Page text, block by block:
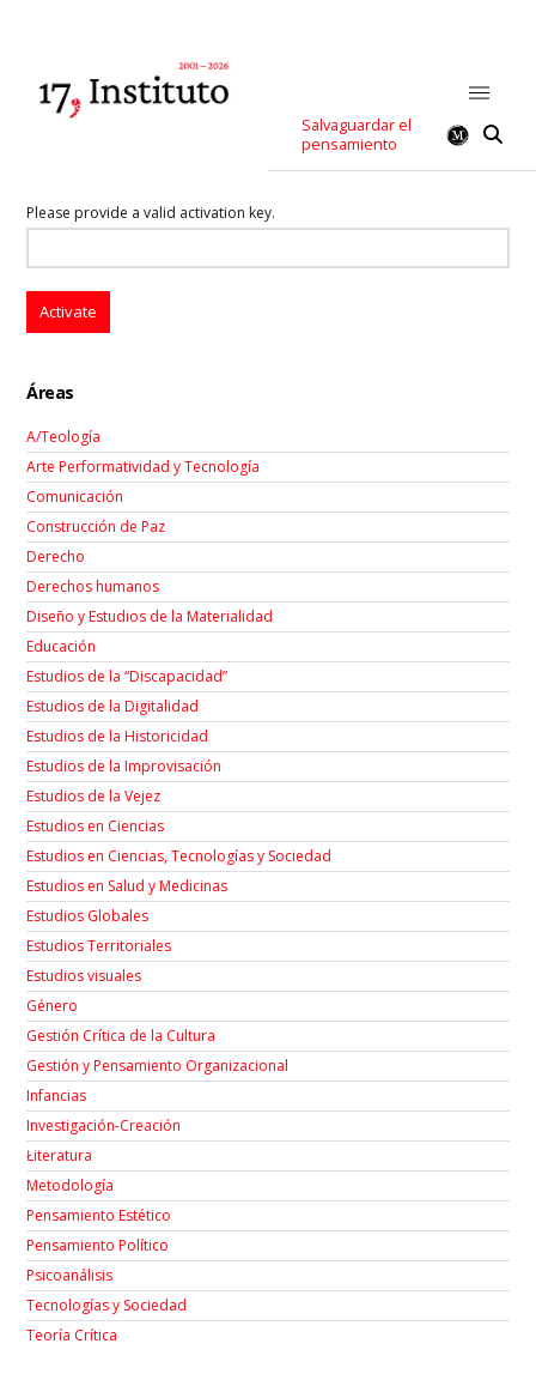
Salvaguardar el
pensamiento
Please provide a valid activation key.
Áreas
A/Teología
Arte Performatividad y Tecnología
Comunicación
Construcción de Paz
Derecho
Derechos humanos
Diseño y Estudios de la Materialidad
Educación
Estudios de la “Discapacidad”
Estudios de la Digitalidad
Estudios de la Historicidad
Estudios de la Improvisación
Estudios de la Vejez
Estudios en Ciencias
Estudios en Ciencias, Tecnologías y Sociedad
Estudios en Salud y Medicinas
Estudios Globales
Estudios Territoriales
Estudios visuales
Género
Gestión Crítica de la Cultura
Gestión y Pensamiento Organizacional
Infancias
Investigación-Creación
Łiteratura
Metodología
Pensamiento Estético
Pensamiento Político
Psicoanálisis
Tecnologías y Sociedad
Teoría Crítica